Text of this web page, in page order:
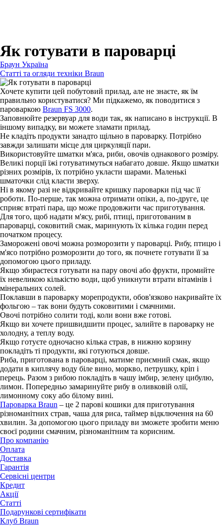
Як готувати в пароварці
Браун Україна
Статті та огляди техніки Braun
Хочете купити цей побутовий прилад, але не знаєте, як їм
правильно користуватися? Ми підкажемо, як поводитися з
пароваркою Braun FS 3000.
Заповнюйте резервуар для води так, як написано в інструкції. В
іншому випадку, ви можете зламати прилад.
Не кладіть продукти занадто щільно в пароварку. Потрібно
завжди залишати місце для циркуляції пари.
Використовуйте шматки м'яса, риби, овочів однакового розміру.
Великі порції їжі готуватимуться набагато довше. Якщо шматки
різних розмірів, їх потрібно укласти шарами. Маленькі
шматочки слід класти зверху.
Ні в якому разі не відкривайте кришку пароварки під час її
роботи. По-перше, так можна отримати опіки, а, по-друге, це
сприяє втраті пара, що може продовжити час приготування.
Для того, щоб надати м'ясу, рибі, птиці, приготованим в
пароварці, соковитий смак, маринують їх кілька годин перед
початком процесу.
Заморожені овочі можна розморозити у пароварці. Рибу, птицю і
м'ясо потрібно розморозити до того, як почнете готувати її за
допомогою цього приладу.
Якщо збираєтеся готувати на пару овочі або фрукти, промийте
їх невеликою кількістю води, щоб уникнути втрати вітамінів і
мінеральних солей.
Поклавши в пароварку морепродукти, обов'язково накривайте їх
фольгою – так вони будуть соковитими і смачними.
Овочі потрібно солити тоді, коли вони вже готові.
Якщо ви хочете пришвидшити процес, залийте в пароварку не
холодну, а теплу воду.
Якщо готуєте одночасно кілька страв, в нижню корзину
покладіть ті продукти, які готуються довше.
Риба, приготована в пароварці, матиме приємний смак, якщо
додати в киплячу воду біле вино, моркво, петрушку, кріп і
перець. Разом з рибою покладіть в чашу імбир, зелену цибулю,
лимон. Попередньо замаринуйте рибу в оливковій олії,
лимонному соку або білому вині.
Пароварка Braun – це 2 парові кошики для приготування
різноманітних страв, чаша для риса, таймер відключення на 60
хвилин. За допомогою цього приладу ви зможете зробити меню
своєї родини смачним, різноманітним та корисним.
Про компанію
Оплата
Доставка
Гарантія
Сервісні центри
Кредит
Акції
Статті
Подарункові сертифікати
Клуб Braun